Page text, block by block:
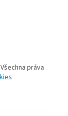
práva